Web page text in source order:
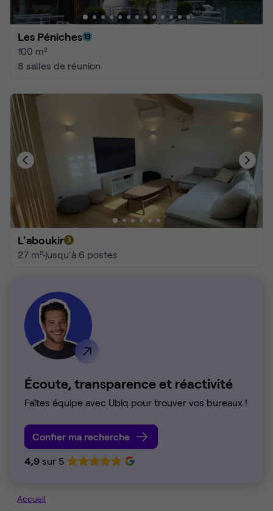
Les Péniches
100 m²
8 salles de réunion
L'aboukir
27 m²•jusqu'à 6 postes
Écoute, transparence et réactivité
Faîtes équipe avec Ubiq pour trouver vos bureaux !
Confier ma recherche
4,9 sur 5
Accueil